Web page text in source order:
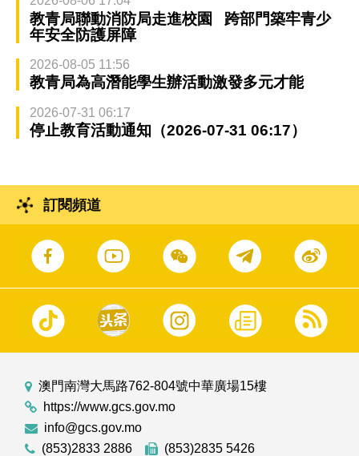
教青局聯動消防局走進校園 跨部門築牢青少
年安全防護屏障
2026-08-05 11:56
教青局為高潛能學生辦活動激發多元才能
2026-07-31 06:17
停止教育活動通知（2026-07-31 06:17）
訂閱頻道
澳門南灣大馬路762-804號中華廣場15樓
https://www.gcs.gov.mo
info@gcs.gov.mo
(853)2833 2886
(853)2835 5426